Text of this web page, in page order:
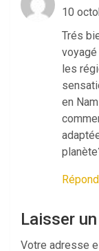
10
Trés
les
en
Laisser
Votre adresse